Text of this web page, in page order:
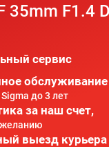
35mm F1.4
сервис
обслуживание
до 3 лет
за наш счет,
выезд курьера